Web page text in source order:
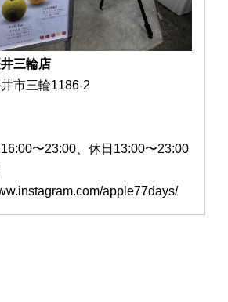
三輪店
市三輪1186-2
〜23:00、休日13:00〜23:00
apple77days/